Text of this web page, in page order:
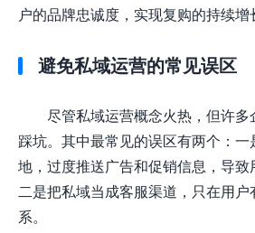
户的品牌忠诚度，实现复购的持续增
避免私域运营的常见误区
尽管私域运营概念火热，但许多
踩坑。其中最常见的误区有两个：一
地，过度推送广告和促销信息，导致
二是把私域当成客服渠道，只在用
系。